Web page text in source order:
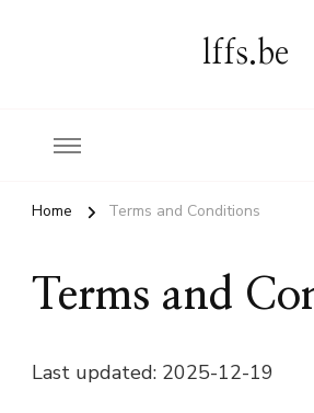
lffs.be
Home Terms and Conditions
Terms and
Last updated: 2025-12-19